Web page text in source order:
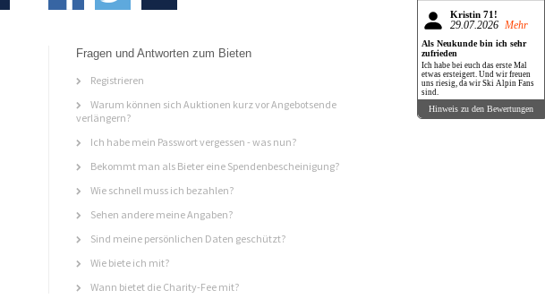
Fragen und Antworten zum Bieten
Registrieren
Warum können sich Auktionen kurz vor Angebotsende
verlängern?
Ich habe mein Passwort vergessen - was nun?
Bekommt man als Bieter eine Spendenbescheinigung?
Wie schnell muss ich bezahlen?
Sehen andere meine Angaben?
Sind meine persönlichen Daten geschützt?
Wie biete ich mit?
Wann bietet die Charity-Fee mit?
Kristin 71!
29.07.2026 Mehr
Als Neukunde bin ich sehr
zufrieden
Ich habe bei euch das erste Mal
etwas ersteigert. Und wir freuen
uns riesig, da wir Ski Alpin Fans
sind.
Hinweis zu den Bewertungen